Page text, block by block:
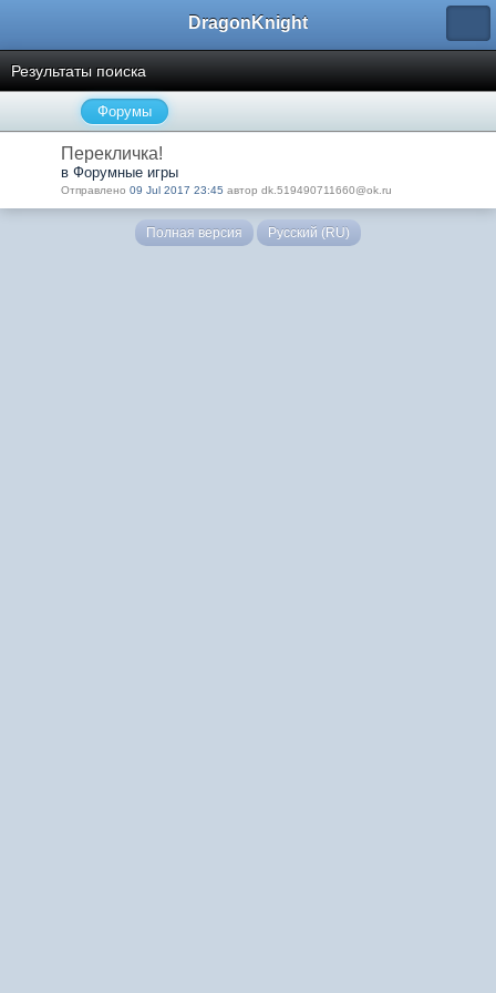
DragonKnight
Результаты поиска
Форумы
Перекличка!
в Форумные игры
Отправлено 09 Jul 2017 23:45 автор dk.519490711660@ok.ru
Полная версия Русский (RU)